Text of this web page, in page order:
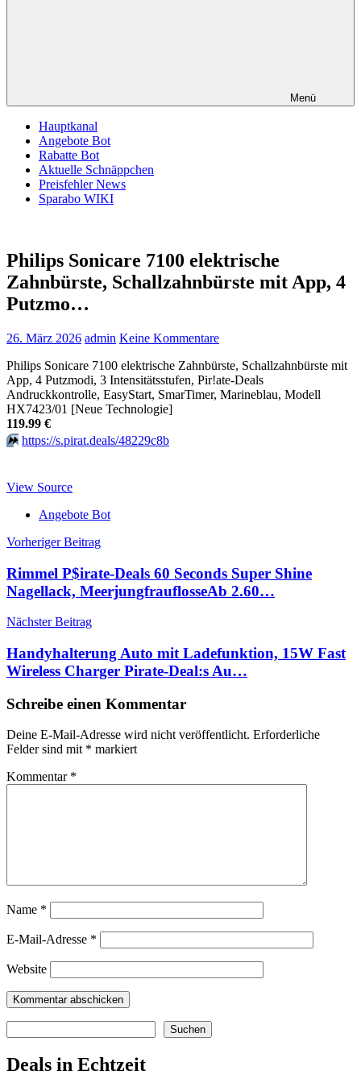
Menü
Hauptkanal
Angebote Bot
Rabatte Bot
Aktuelle Schnäppchen
Preisfehler News
Sparabo WIKI
Philips Sonicare 7100 elektrische
Zahnbürste, Schallzahnbürste mit App, 4
Putzmo…
26. März 2026 admin Keine Kommentare
Philips Sonicare 7100 elektrische Zahnbürste, Schallzahnbürste mit
App, 4 Putzmodi, 3 Intensitätsstufen, Pir!ate-Deals
Andruckkontrolle, EasyStart, SmarTimer, Marineblau, Modell
HX7423/01 [Neue Technologie]
119.99 €
⏩️ https://s.pirat.deals/48229c8b
View Source
Angebote Bot
Beitragsnavigation
Vorheriger Beitrag
Rimmel P$irate-Deals 60 Seconds Super Shine
Nagellack, MeerjungfrauflosseАb 2.60…
Nächster Beitrag
Handyhalterung Auto mit Ladefunktion, 15W Fast
Wireless Charger Pirate-Deal:s Au…
Schreibe einen Kommentar
Deine E-Mail-Adresse wird nicht veröffentlicht. Erforderliche
Felder sind mit * markiert
Kommentar *
Name *
E-Mail-Adresse *
Website
Suchen
Deals in Echtzeit